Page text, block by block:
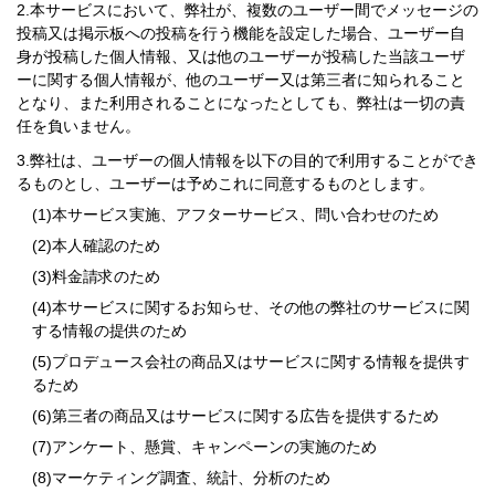
本サービスにおいて、弊社が、複数のユーザー間でメッセージの
投稿又は掲示板への投稿を行う機能を設定した場合、ユーザー自
身が投稿した個人情報、又は他のユーザーが投稿した当該ユーザ
ーに関する個人情報が、他のユーザー又は第三者に知られること
となり、また利用されることになったとしても、弊社は一切の責
任を負いません。
弊社は、ユーザーの個人情報を以下の目的で利用することができ
るものとし、ユーザーは予めこれに同意するものとします。
本サービス実施、アフターサービス、問い合わせのため
本人確認のため
料金請求のため
本サービスに関するお知らせ、その他の弊社のサービスに関
する情報の提供のため
プロデュース会社の商品又はサービスに関する情報を提供す
るため
第三者の商品又はサービスに関する広告を提供するため
アンケート、懸賞、キャンペーンの実施のため
マーケティング調査、統計、分析のため